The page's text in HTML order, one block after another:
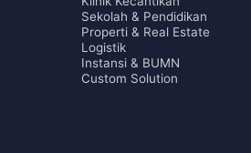
Sekolah & Pendidikan
Properti & Real Estate
Logistik
Instansi & BUMN
Custom Solution